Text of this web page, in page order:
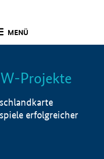
MENÜ
Info
Projekte
erfolgreicher